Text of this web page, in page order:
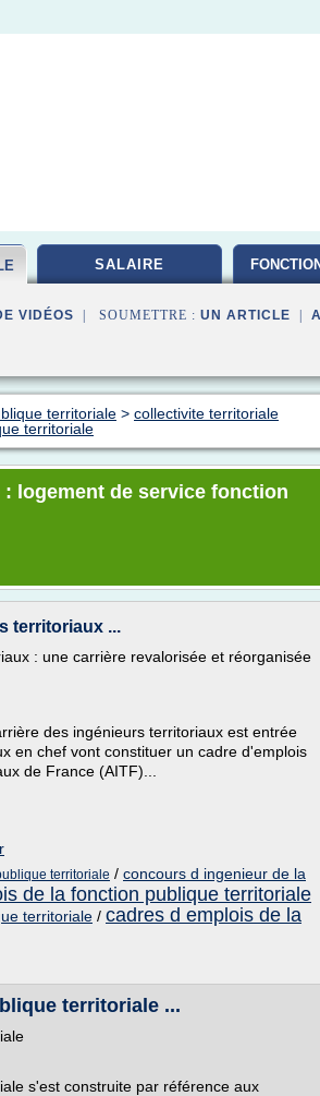
SALAIRE
VIDÉOS | SOUMETTRE : UN ARTICLE
territoriale > collectivite territoriale
territoriale
logement de service fonction
territoriaux ...
: une carrière revalorisée et réorganisée
des ingénieurs territoriaux est entrée
en chef vont constituer un cadre d'emplois
de France (AITF)...
territoriale / concours d ingenieur de la
de la fonction publique territoriale
territoriale / cadres d emplois de la
territoriale ...
s'est construite par référence aux